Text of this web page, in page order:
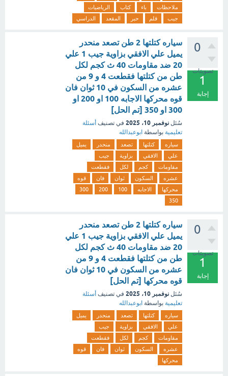
ملاحظات
باء كتاب
الرياضيات
جيب
قلم حبر المقعد الدراسي
0
تصويتات
1
إجابة
سياره كتلتها 2 طن تصعد منحدر
يميل علي الافقي بزاوية جيب 1 علي
20 ضد مقاومات 40 ث كجم لكل
طن من كتلتها فقطعت 4 و 9 من
عشره من السكون في 10 ثوان فان
قوه محركها الاجابه 100 او 200 او
300 او 350 [تم الحل]
سُئل نوفمبر 10، 2025 في تصنيف أسئلة
تعليمية بواسطة ابوعبدالله
سياره كتلتها تصعد منحدر
يميل
علي
الافقي بزاوية
جيب
مقاومات
كجم لكل
فقطعت
عشره
السكون ثوان فان
قوه
محركها
الاجابه 100
200
300
350
0
تصويتات
1
إجابة
سياره كتلتها 2 طن تصعد منحدر
يميل علي الافقي بزاوية جيب 1 علي
20 ضد مقاومات 40 ث كجم لكل
طن من كتلتها فقطعت 4 و 9 من
عشره من السكون في 10 ثوان فان
قوه محركها [تم الحل]
سُئل نوفمبر 10، 2025 في تصنيف أسئلة
تعليمية بواسطة ابوعبدالله
سياره كتلتها تصعد منحدر
يميل
علي
الافقي بزاوية
جيب
مقاومات
كجم لكل
فقطعت
عشره
السكون ثوان فان
قوه
محركها